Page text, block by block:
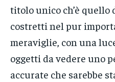
titolo unico ch’è quello
costretti nel pur
meraviglie, con una
oggetti da vedere uno
accurate che sarebbe